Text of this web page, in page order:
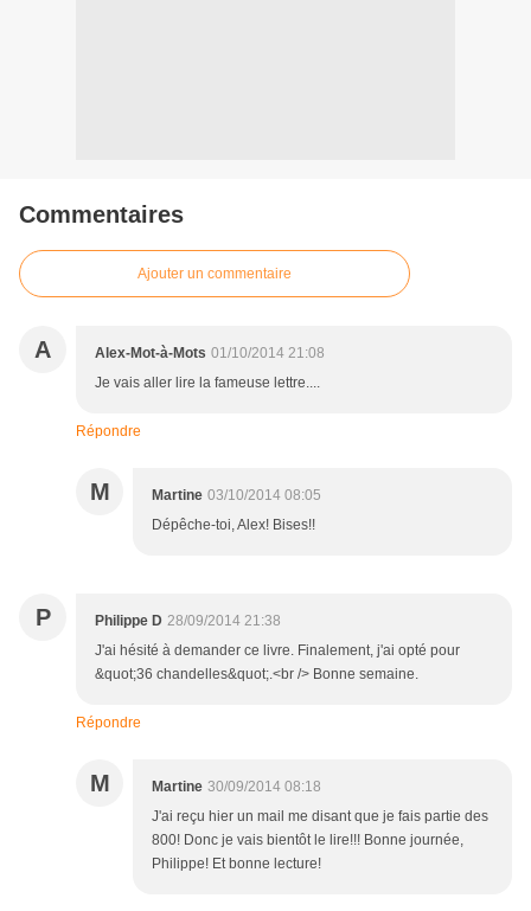
Commentaires
Ajouter un commentaire
A Alex-Mot-à-Mots 01/10/2014 21:08
Je vais aller lire la fameuse lettre....
Répondre
M Martine 03/10/2014 08:05
Dépêche-toi, Alex! Bises!!
P Philippe D 28/09/2014 21:38
J'ai hésité à demander ce livre. Finalement, j'ai opté pour
&quot;36 chandelles&quot;.<br /> Bonne semaine.
Répondre
M Martine 30/09/2014 08:18
J'ai reçu hier un mail me disant que je fais partie des
800! Donc je vais bientôt le lire!!! Bonne journée,
Philippe! Et bonne lecture!